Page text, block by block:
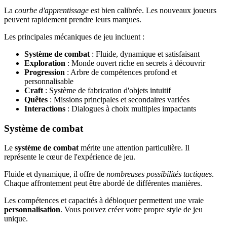
La courbe d'apprentissage est bien calibrée. Les nouveaux joueurs
peuvent rapidement prendre leurs marques.
Les principales mécaniques de jeu incluent :
Système de combat : Fluide, dynamique et satisfaisant
Exploration : Monde ouvert riche en secrets à découvrir
Progression : Arbre de compétences profond et
personnalisable
Craft : Système de fabrication d'objets intuitif
Quêtes : Missions principales et secondaires variées
Interactions : Dialogues à choix multiples impactants
Système de combat
Le système de combat mérite une attention particulière. Il
représente le cœur de l'expérience de jeu.
Fluide et dynamique, il offre de nombreuses possibilités tactiques.
Chaque affrontement peut être abordé de différentes manières.
Les compétences et capacités à débloquer permettent une vraie
personnalisation. Vous pouvez créer votre propre style de jeu
unique.